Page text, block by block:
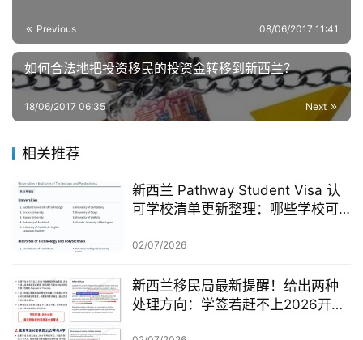
Previous 08/06/2017 11:41
如何合法地把投资移民的投资金转移到新西兰？
Next
18/06/2017 06:35
相关推荐
新西兰 Pathway Student Visa 认
可学校清单更新整理：哪些学校可
02/07/2026
新西兰移民局最新提醒！给出两种
处理方向：学签若赶不上2026开